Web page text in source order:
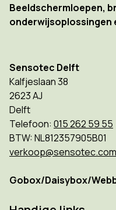
Beeldschermloepen,
onderwijsoplossingen
Sensotec Delft
Kalfjeslaan 38
2623 AJ
Delft
Telefoon: 015 262 59 55
BTW: NL812357905B01
verkoop@sensotec.com
Gobox/Daisybox/